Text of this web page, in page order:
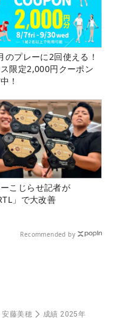
のプレーに2回使える！
限定2,000円クーポン
！
こじらせ記者が
」で大改善
Recommended by
安藤美穂 成績 2025年